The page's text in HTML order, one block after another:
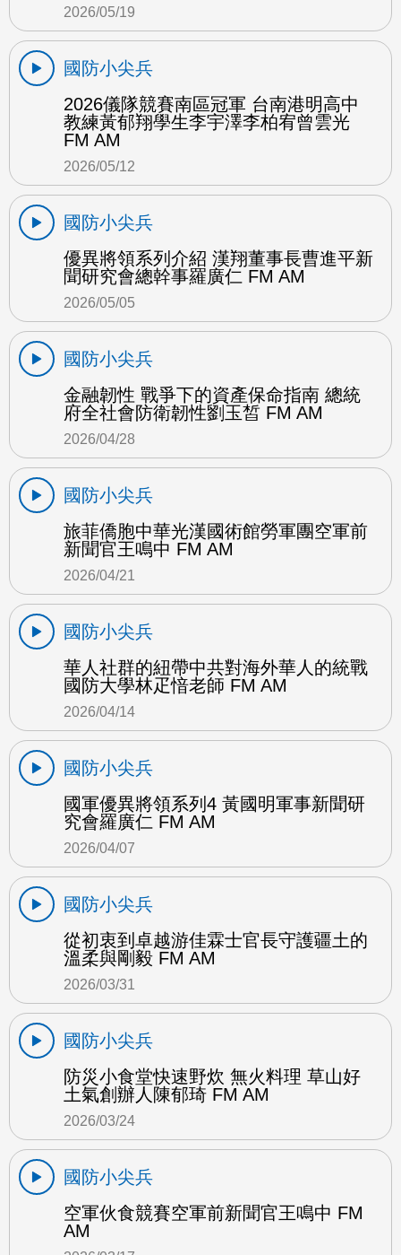
2026/05/19
國防小尖兵
2026儀隊競賽南區冠軍 台南港明高中
教練黃郁翔學生李宇澤李柏宥曾雲光
FM AM
2026/05/12
國防小尖兵
優異將領系列介紹 漢翔董事長曹進平新
聞研究會總幹事羅廣仁 FM AM
2026/05/05
國防小尖兵
金融韌性 戰爭下的資產保命指南 總統
府全社會防衛韌性劉玉皙 FM AM
2026/04/28
國防小尖兵
旅菲僑胞中華光漢國術館勞軍團空軍前
新聞官王鳴中 FM AM
2026/04/21
國防小尖兵
華人社群的紐帶中共對海外華人的統戰
國防大學林疋愔老師 FM AM
2026/04/14
國防小尖兵
國軍優異將領系列4 黃國明軍事新聞研
究會羅廣仁 FM AM
2026/04/07
國防小尖兵
從初衷到卓越游佳霖士官長守護疆土的
溫柔與剛毅 FM AM
2026/03/31
國防小尖兵
防災小食堂快速野炊 無火料理 草山好
土氣創辦人陳郁琦 FM AM
2026/03/24
國防小尖兵
空軍伙食競賽空軍前新聞官王鳴中 FM
AM